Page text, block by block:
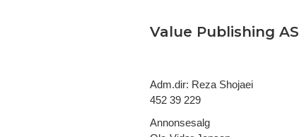
Value Publishing AS
Adm.dir: Reza Shojaei
452 39 229
Annonsesalg